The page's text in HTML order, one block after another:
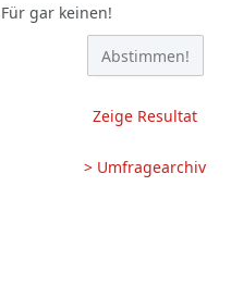
Für gar keinen!
Zeige Resultat
> Umfragearchiv